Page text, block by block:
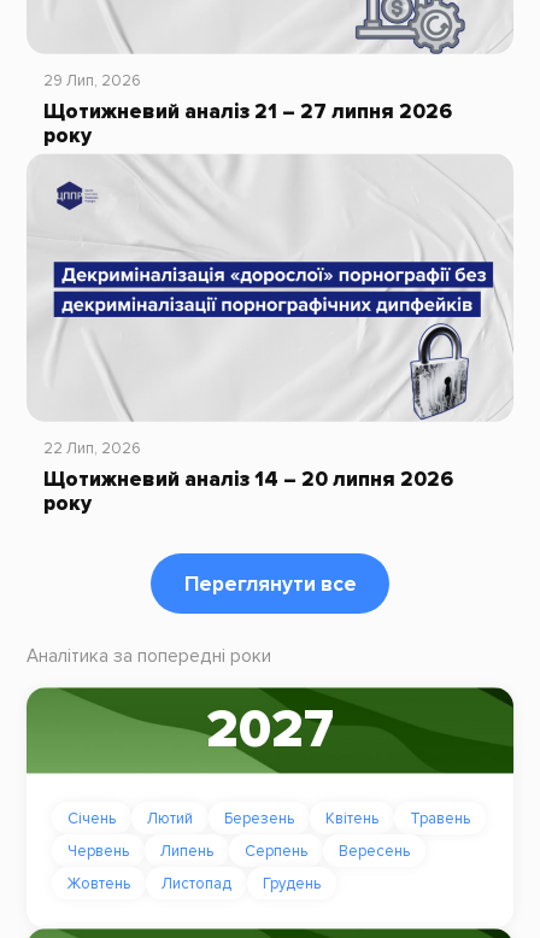
29 Лип, 2026
Щотижневий аналіз 21 – 27 липня 2026
року
22 Лип, 2026
Щотижневий аналіз 14 – 20 липня 2026
року
Переглянути все
Аналітика за попередні роки
2027
Січень Лютий Березень Квітень
Травень
Червень
Липень Серпень
Вересень
Жовтень
Листопад Грудень